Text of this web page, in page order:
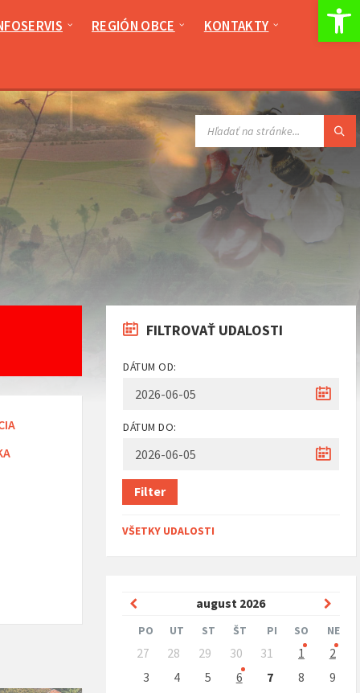
REGIÓN OBCE KONTAKTY
VYHĽADÁVANIE:
FILTROVAŤ UDALOSTI
DÁTUM OD:
DÁTUM DO:
Filter
VŠETKY UDALOSTI
august 2026
Predchádzajúci
mesiac
PO UT ST ŠT PI SO NE
Preskočit
kalendárne
27 28 29 30 31 1
2
3
4 5 6 7 8
9